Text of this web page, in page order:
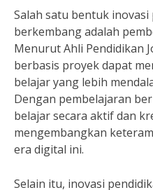
Salah satu bentuk
berkembang adalah
Menurut Ahli Pendidikan
berbasis proyek dapat
belajar yang lebih
Dengan pembelajaran
belajar secara aktif dan
mengembangkan
era digital ini.
Selain itu, inovasi